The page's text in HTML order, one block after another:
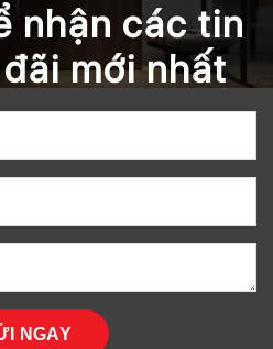
nhận các tin
mới nhất